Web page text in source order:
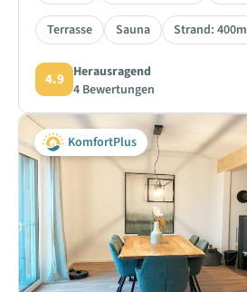
Terrasse Sauna Strand: 400m
4.9 Herausragend
4 Bewertungen
KomfortPlus